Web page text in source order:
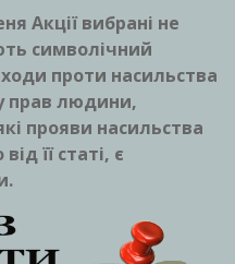
Акції вибрані не
символічний
проти насильства
прав людини,
прояви насильства
її статі, є